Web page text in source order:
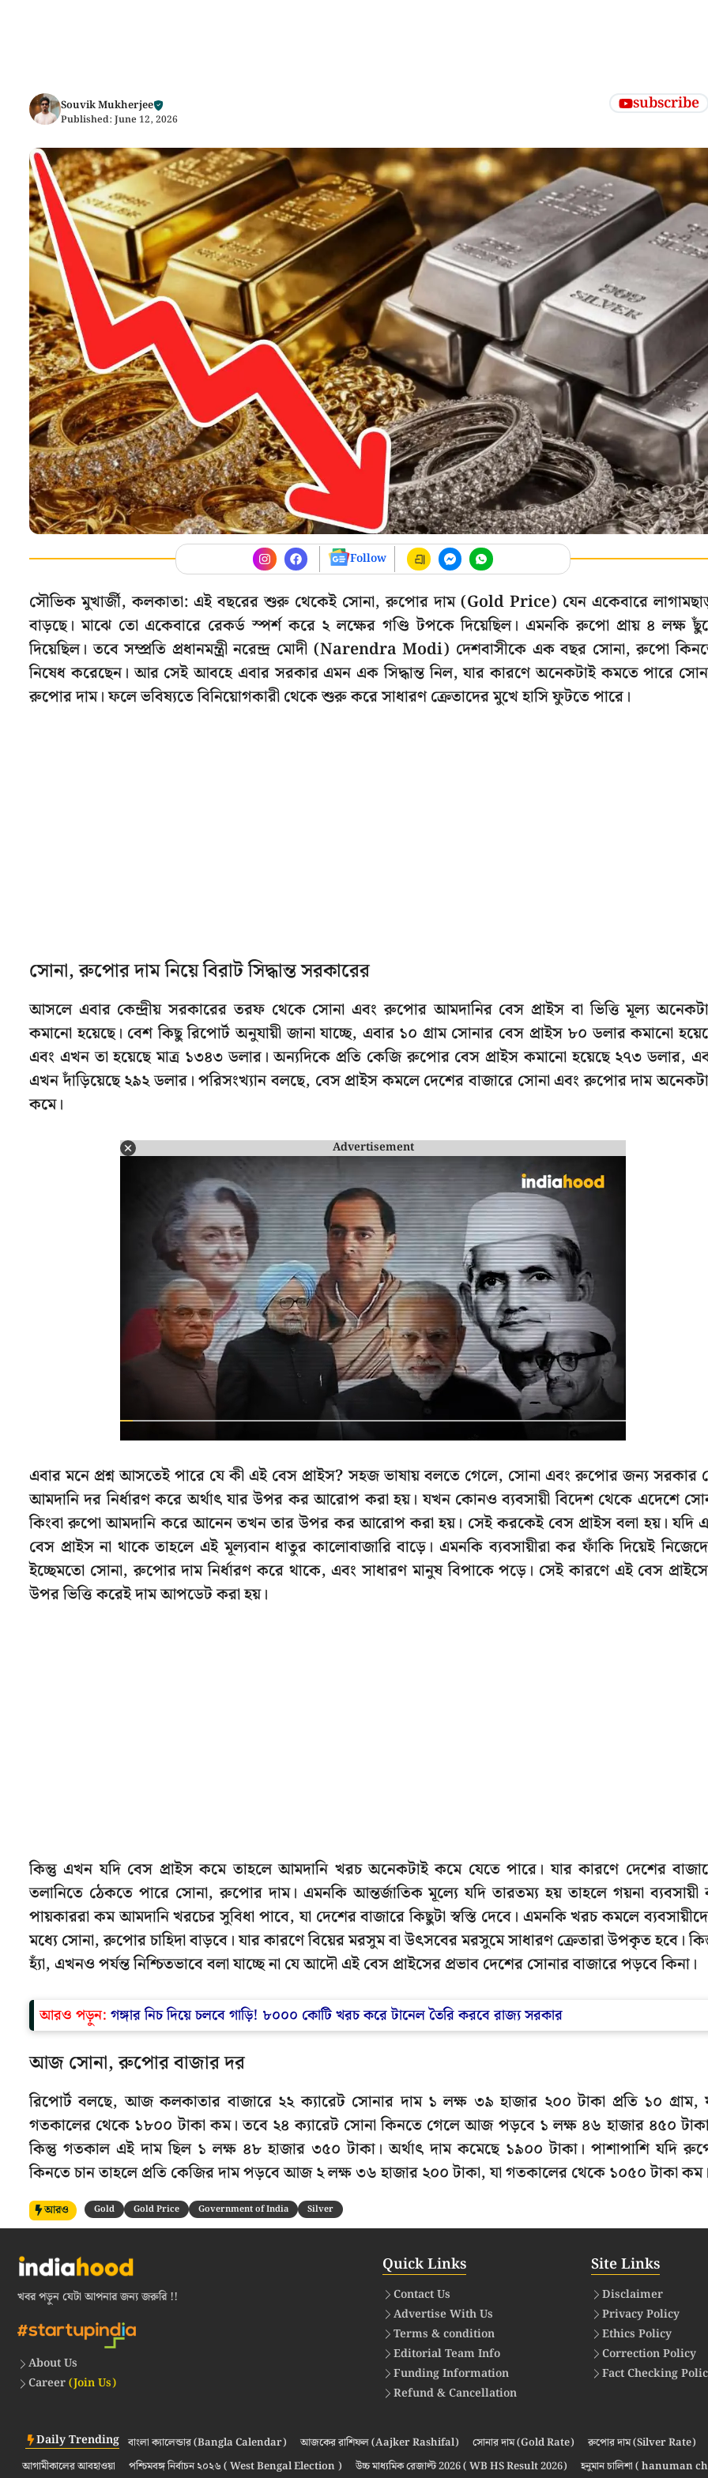
Souvik Mukherjee
Published: June 12, 2026
subscribe
Follow
সৌভিক মুখার্জী, কলকাতা: এই বছরের শুরু থেকেই সোনা, রুপোর দাম (Gold Price) যেন একেবারে
বাড়ছে। মাঝে তো একেবারে রেকর্ড স্পর্শ করে ২ লক্ষের গণ্ডি টপকে দিয়েছিল। এমনকি রুপো প্রায় ৪ লক্ষ
দিয়েছিল। তবে সম্প্রতি প্রধানমন্ত্রী নরেন্দ্র মোদী (Narendra Modi) দেশবাসীকে এক বছর সোনা, রুপো
নিষেধ করেছেন। আর সেই আবহে এবার সরকার এমন এক সিদ্ধান্ত নিল, যার কারণে অনেকটাই কমতে পারে
রুপোর দাম। ফলে ভবিষ্যতে বিনিয়োগকারী থেকে শুরু করে সাধারণ ক্রেতাদের মুখে হাসি ফুটতে পারে।
সোনা, রুপোর দাম নিয়ে বিরাট সিদ্ধান্ত সরকারের
আসলে এবার কেন্দ্রীয় সরকারের তরফ থেকে সোনা এবং রুপোর আমদানির বেস প্রাইস বা ভিত্তি মূল্য
কমানো হয়েছে। বেশ কিছু রিপোর্ট অনুযায়ী জানা যাচ্ছে, এবার ১০ গ্রাম সোনার বেস প্রাইস ৮০ ডলার কমানো
এবং এখন তা হয়েছে মাত্র ১৩৪৩ ডলার। অন্যদিকে প্রতি কেজি রুপোর বেস প্রাইস কমানো হয়েছে ২৭৩ ডলার,
এখন দাঁড়িয়েছে ২৯২ ডলার। পরিসংখ্যান বলছে, বেস প্রাইস কমলে দেশের বাজারে সোনা এবং রুপোর দাম
কমে।
Advertisement
এবার মনে প্রশ্ন আসতেই পারে যে কী এই বেস প্রাইস? সহজ ভাষায় বলতে গেলে, সোনা এবং রুপোর জন্য সরকার
আমদানি দর নির্ধারণ করে অর্থাৎ যার উপর কর আরোপ করা হয়। যখন কোনও ব্যবসায়ী বিদেশ থেকে এদেশে
কিংবা রুপো আমদানি করে আনেন তখন তার উপর কর আরোপ করা হয়। সেই করকেই বেস প্রাইস বলা হয়। যদি
বেস প্রাইস না থাকে তাহলে এই মূল্যবান ধাতুর কালোবাজারি বাড়ে। এমনকি ব্যবসায়ীরা কর ফাঁকি দিয়েই
ইচ্ছেমতো সোনা, রুপোর দাম নির্ধারণ করে থাকে, এবং সাধারণ মানুষ বিপাকে পড়ে। সেই কারণে এই বেস
উপর ভিত্তি করেই দাম আপডেট করা হয়।
কিন্তু এখন যদি বেস প্রাইস কমে তাহলে আমদানি খরচ অনেকটাই কমে যেতে পারে। যার কারণে দেশের
তলানিতে ঠেকতে পারে সোনা, রুপোর দাম। এমনকি আন্তর্জাতিক মূল্যে যদি তারতম্য হয় তাহলে গয়না ব্যবসায়ী
পায়কাররা কম আমদানি খরচের সুবিধা পাবে, যা দেশের বাজারে কিছুটা স্বস্তি দেবে। এমনকি খরচ কমলে
মধ্যে সোনা, রুপোর চাহিদা বাড়বে। যার কারণে বিয়ের মরসুম বা উৎসবের মরসুমে সাধারণ ক্রেতারা উপকৃত হবে।
হ্যাঁ, এখনও পর্যন্ত নিশ্চিতভাবে বলা যাচ্ছে না যে আদৌ এই বেস প্রাইসের প্রভাব দেশের সোনার বাজারে পড়বে কিনা।
আরও পড়ুন: গঙ্গার নিচ দিয়ে চলবে গাড়ি! ৮০০০ কোটি খরচ করে টানেল তৈরি করবে রাজ্য সরকার
আজ সোনা, রুপোর বাজার দর
রিপোর্ট বলছে, আজ কলকাতার বাজারে ২২ ক্যারেট সোনার দাম ১ লক্ষ ৩৯ হাজার ২০০ টাকা প্রতি ১০ গ্রাম,
গতকালের থেকে ১৮০০ টাকা কম। তবে ২৪ ক্যারেট সোনা কিনতে গেলে আজ পড়বে ১ লক্ষ ৪৬ হাজার ৪৫০
কিন্তু গতকাল এই দাম ছিল ১ লক্ষ ৪৮ হাজার ৩৫০ টাকা। অর্থাৎ দাম কমেছে ১৯০০ টাকা। পাশাপাশি যদি
কিনতে চান তাহলে প্রতি কেজির দাম পড়বে আজ ২ লক্ষ ৩৬ হাজার ২০০ টাকা, যা গতকালের থেকে ১০৫০ টাকা
আরও Gold Gold Price Government of India Silver
খবর পড়ুন যেটা আপনার জন্য জরুরি !!
About Us
Career(Join Us)
Quick Links
Contact Us
Advertise With Us
Terms & condition
Editorial Team Info
Funding Information
Refund & Cancellation
Site Links
Disclaimer
Privacy Policy
Ethics Policy
Correction Policy
Fact Checking
Daily Trending বাংলা ক্যালেন্ডার (Bangla Calendar) আজকের রাশিফল (Aajker Rashifal) সোনার দাম (Gold Rate)
রুপোর দাম (Silver Rate)
আগামীকালের আবহাওয়া
পশ্চিমবঙ্গ নির্বাচন ২০২৬ ( West Bengal Election ) উচ্চ মাধ্যমিক রেজাল্ট 2026 ( WB HS Result 2026) হনুমান চালিশা ( hanuman